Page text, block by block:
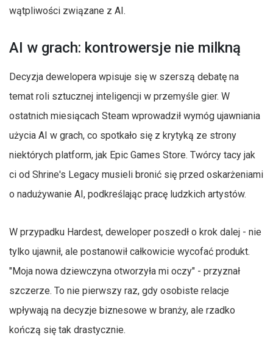
wątpliwości związane z AI.
AI w grach: kontrowersje nie milkną
Decyzja dewelopera wpisuje się w szerszą debatę na
temat roli sztucznej inteligencji w przemyśle gier. W
ostatnich miesiącach Steam wprowadził wymóg ujawniania
użycia AI w grach, co spotkało się z krytyką ze strony
niektórych platform, jak Epic Games Store. Twórcy tacy jak
ci od Shrine's Legacy musieli bronić się przed oskarżeniami
o nadużywanie AI, podkreślając pracę ludzkich artystów.
W przypadku Hardest, deweloper poszedł o krok dalej - nie
tylko ujawnił, ale postanowił całkowicie wycofać produkt.
"Moja nowa dziewczyna otworzyła mi oczy" - przyznał
szczerze. To nie pierwszy raz, gdy osobiste relacje
wpływają na decyzje biznesowe w branży, ale rzadko
kończą się tak drastycznie.